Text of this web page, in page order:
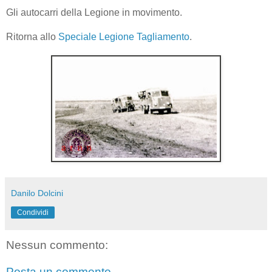
Gli autocarri della Legione in movimento.
Ritorna allo Speciale Legione Tagliamento.
Danilo Dolcini
Condividi
Nessun commento: